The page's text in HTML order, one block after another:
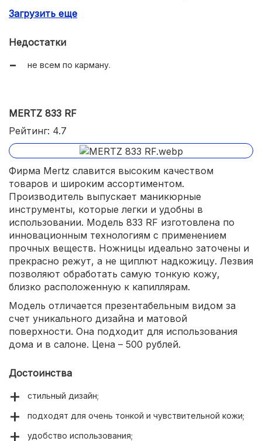
не подвержены коррозии;
Загрузить еще
Недостатки
не всем по карману.
MERTZ 833 RF
Рейтинг: 4.7
Фирма Mertz славится высоким качеством
товаров и широким ассортиментом.
Производитель выпускает маникюрные
инструменты, которые легки и удобны в
использовании. Модель 833 RF изготовлена по
инновационным технологиям с применением
прочных веществ. Ножницы идеально заточены и
прекрасно режут, а не щиплют надкожицу. Лезвия
позволяют обработать самую тонкую кожу,
близко расположенную к капиллярам.
Модель отличается презентабельным видом за
счет уникального дизайна и матовой
поверхности. Она подходит для использования
дома и в салоне. Цена – 500 рублей.
Достоинства
стильный дизайн;
подходят для очень тонкой и чувствительной кожи;
удобство использования;